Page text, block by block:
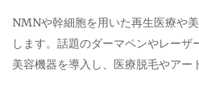
NMNや幹細胞を用いた再生医療や
します。話題のダーマペンやレーザ
美容機器を導入し、医療脱毛やアー